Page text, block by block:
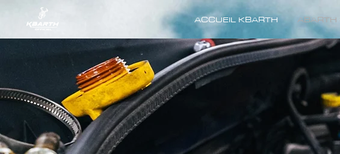
ACCUEIL KBARTH ABARTH